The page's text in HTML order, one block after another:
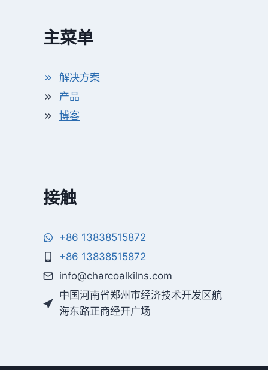
主菜单
解决方案
产品
博客
接触
+86 13838515872
+86 13838515872
info@charcoalkilns.com
中国河南省郑州市经济技术开发区航
海东路正商经开广场